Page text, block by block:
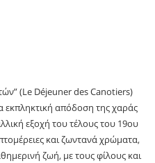
(Le Déjeuner des Canotiers)
εκπληκτική απόδοση της χαράς
εξοχή του τέλους του 19ου
και ζωντανά χρώματα,
ζωή, με τους φίλους και